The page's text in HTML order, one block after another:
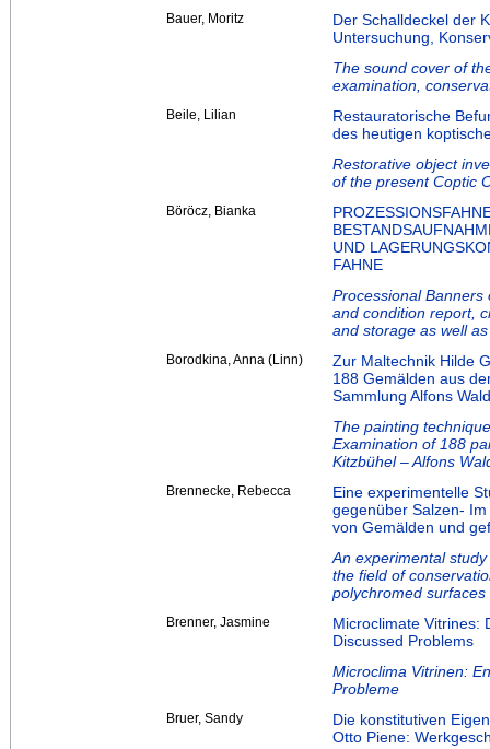
Bauer, Moritz
Der Schalldeckel der
Untersuchung,
The sound cover of
examination,
Beile, Lilian
Restauratorische
des heutigen
Restorative object
of the present Coptic
Böröcz, Bianka
UND
FAHNE
Processional Banners
and condition report,
and storage as well
Borodkina, Anna (Linn)
Zur Maltechnik Hilde
188 Gemälden aus
Sammlung Alfons
The painting
Examination of 188
Kitzbühel – Alfons
Brennecke, Rebecca
Eine experimentelle
gegenüber Salzen-
von Gemälden und
An experimental
the field of
polychromed surfaces
Brenner, Jasmine
Microclimate Vitrines:
Discussed Problems
Microclima Vitrinen:
Probleme
Bruer, Sandy
Die konstitutiven
Otto Piene: